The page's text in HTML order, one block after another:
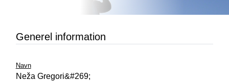
Generel information
Navn
Neža Gregori&#269;